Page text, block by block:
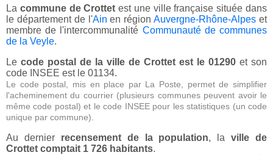
La commune de Crottet est une ville française située dans
le département de l'Ain en régionAuvergne-Rhône-Alpes et
membre de l'intercommunalité Communauté de communes
de la Veyle.
Le code postal de la ville de Crottet est le 01290 et son
code INSEE est le 01134.
Le code postal, mis en place par La Poste, permet de simplifier
l'acheminement du courrier (plusieurs communes peuvent avoir le
même code postal) et le code INSEE pour les statistiques (un code
unique par commune).
Au dernier recensement de la population, laville de
Crottet comptait 1 726 habitants.